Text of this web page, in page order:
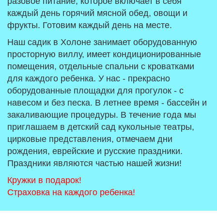
каждый день горячий мясной обед, овощи и
фрукты. Готовим каждый день на месте.
Наш садик в Холоне занимает оборудованную
просторную виллу, имеет кондиционированные
помещения, отдельные спальни с кроватками
для каждого ребенка. У нас - прекрасно
оборудованные площадки для прогулок - с
навесом и без песка. В летнее время - бассейн и
закаливающие процедуры. В течение года мы
приглашаем в детский сад кукольные театры,
цирковые представления, отмечаем дни
рождения, еврейские и русские праздники.
Праздники являются частью нашей жизни!
Кружки в подарок!
Страховка на каждого ребенка!